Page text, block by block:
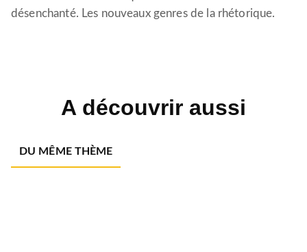
désenchanté. Les nouveaux genres de la rhétorique.
A découvrir aussi
DU MÊME THÈME